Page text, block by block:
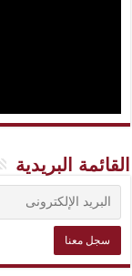
القائمة البريدية